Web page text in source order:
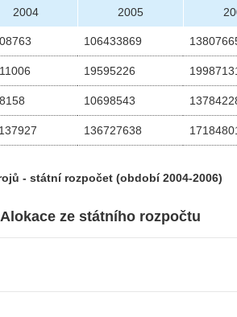
2004 2005
106433869
19595226
10698543
136727638
- státní rozpočet (období 2004-2006)
Alokace ze státního rozpočtu